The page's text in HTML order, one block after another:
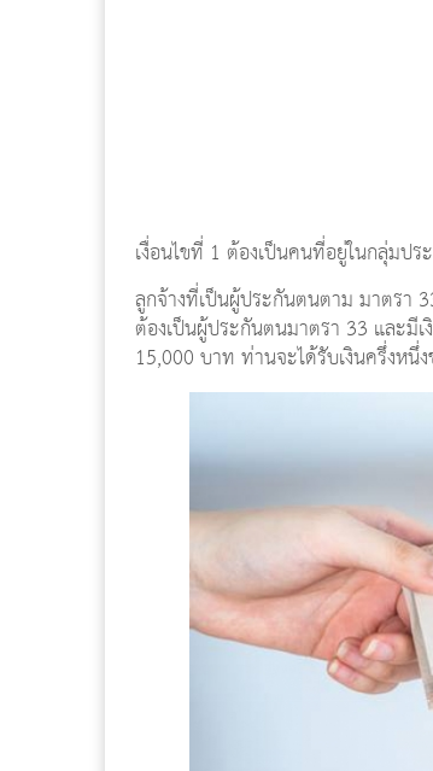
เงื่อนไขที่ 1 ต้องเป็นคนที่อยู่ในกลุ่มป
ลูกจ้างที่เป็นผู้ประกันตนตาม มาตรา
ต้องเป็นผู้ประกันตนมาตรา 33 และมีเ
15,000 บาท ท่านจะได้รับเงินครึ่งหนึ่